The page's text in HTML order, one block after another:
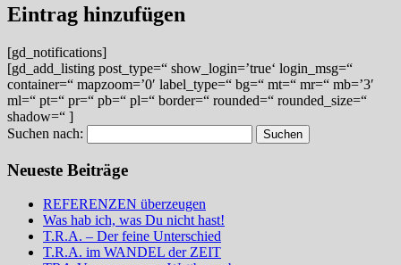
Eintrag hinzufügen
[gd_notifications]
[gd_add_listing post_type=“ show_login=’true‘ login_msg=“
container=“ mapzoom=’0′ label_type=“ bg=“ mt=“ mr=“ mb=’3′
ml=“ pt=“ pr=“ pb=“ pl=“ border=“ rounded=“ rounded_size=“
shadow=“ ]
Suchen nach:
Neueste Beiträge
REFERENZEN überzeugen
Was hab ich, was Du nicht hast!
T.R.A. – Der feine Unterschied
T.R.A. im WANDEL der ZEIT